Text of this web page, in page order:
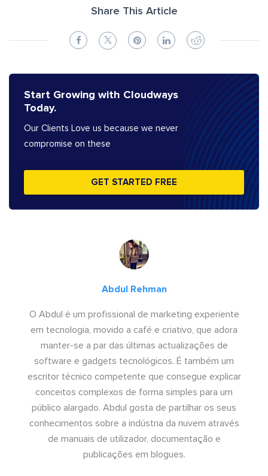
Share This Article
Start Growing with Cloudways
Today.
Our Clients Love us because we never
compromise on these
GET STARTED FREE
Abdul Rehman
O Abdul é um profissional de marketing experiente
em tecnologia, movido a café e criativo, que adora
manter-se a par das últimas actualizações de
software e gadgets tecnológicos. É também um
escritor técnico competente que consegue explicar
conceitos complexos de forma simples para um
público alargado. Abdul gosta de partilhar os seus
conhecimentos sobre a indústria da nuvem através
de manuais de utilizador, documentação e
publicações em blogues.